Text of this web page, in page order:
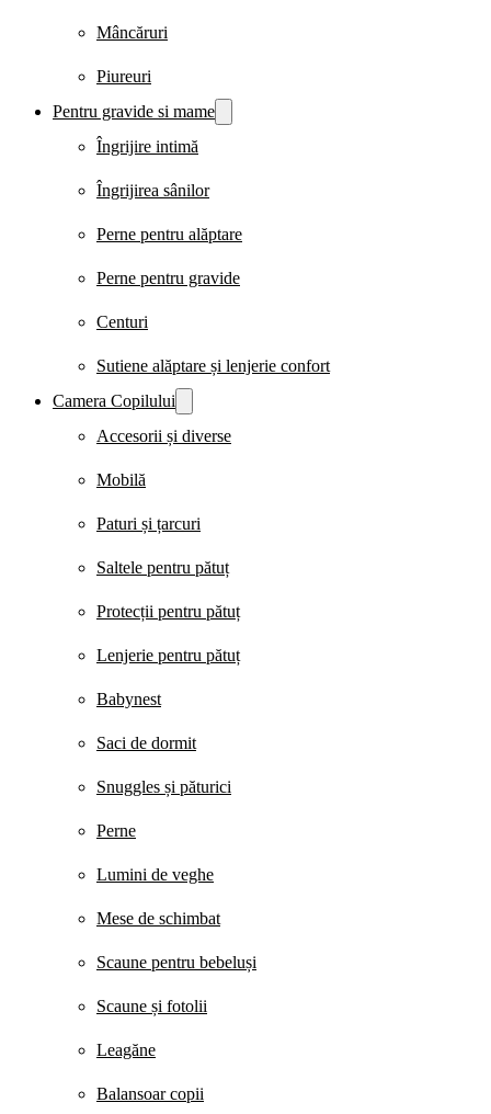
Mâncăruri
Piureuri
Pentru gravide si mame
Îngrijire intimă
Îngrijirea sânilor
Perne pentru alăptare
Perne pentru gravide
Centuri
Sutiene alăptare și lenjerie confort
Camera Copilului
Accesorii și diverse
Mobilă
Paturi și țarcuri
Saltele pentru pătuț
Protecții pentru pătuț
Lenjerie pentru pătuț
Babynest
Saci de dormit
Snuggles și păturici
Perne
Lumini de veghe
Mese de schimbat
Scaune pentru bebeluși
Scaune și fotolii
Leagăne
Balansoar copii